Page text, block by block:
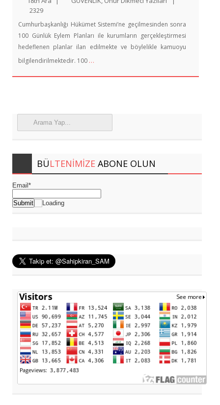
2329
Cumhurbaşkanlığı Hükümet Sistemi’ne geçilmesinden sonra
100 Günlük Eylem Planları ile kurumların gerçekleştirmesi
hedeflenen planlar ilan edilmekte ve böylelikle kamuoyu
bilgilendirilmektedir. 100 …
BÜLTENIMIZE ABONE OLUN
Email*